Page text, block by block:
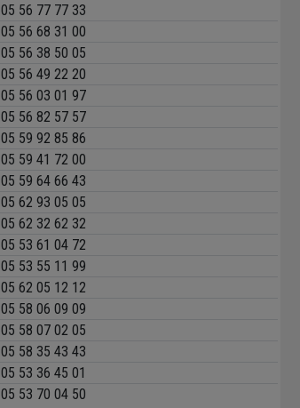
05 56 77 77 33
05 56 68 31 00
05 56 38 50 05
05 56 49 22 20
05 56 03 01 97
05 56 82 57 57
05 59 92 85 86
05 59 41 72 00
05 59 64 66 43
05 62 93 05 05
05 62 32 62 32
05 53 61 04 72
05 53 55 11 99
05 62 05 12 12
05 58 06 09 09
05 58 07 02 05
05 58 35 43 43
05 53 36 45 01
05 53 70 04 50